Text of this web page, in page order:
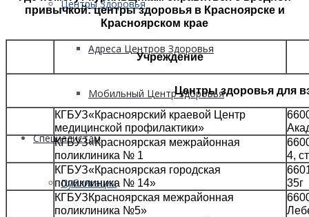
Центры Здоровья
Адреса Центров Здоровья
Мобильный Центр здоровья
Cпециалистам
Публикации
привычкой: центры здоровья в Красноярске и
Красноярском крае
Учреждение
Центры здоровья для
КГБУЗ«Красноярский краевой Центр
медицинской профилактики»
КГБУЗ«Красноярская межрайонная
поликлиника № 1
4,
КГБУЗ«Красноярская городская
поликлиника № 14»
35г
КГБУЗКрасноярская межрайонная
поликлиника №5»